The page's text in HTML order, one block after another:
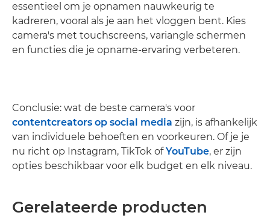
essentieel om je opnamen nauwkeurig te
kadreren, vooral als je aan het vloggen bent. Kies
camera's met touchscreens, variangle schermen
en functies die je opname-ervaring verbeteren.
Conclusie: wat de beste camera's voor
contentcreators op social media zijn, is afhankelijk
van individuele behoeften en voorkeuren. Of je je
nu richt op Instagram, TikTok ofYouTube, er zijn
opties beschikbaar voor elk budget en elk niveau.
Gerelateerde producten